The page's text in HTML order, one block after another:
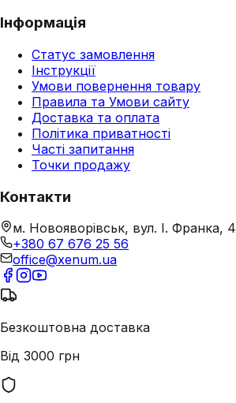
Інформація
Статус замовлення
Інструкції
Умови повернення товару
Правила та Умови сайту
Доставка та оплата
Політика приватності
Часті запитання
Точки продажу
Контакти
м. Новояворівськ, вул. І. Франка, 4
+380 67 676 25 56
office@xenum.ua
Безкоштовна доставка
Від 3000 грн